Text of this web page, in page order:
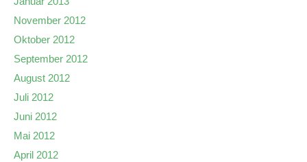
November 2012
Oktober 2012
September 2012
August 2012
Juli 2012
Juni 2012
Mai 2012
April 2012